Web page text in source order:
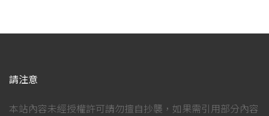
請注意
本站內容未經授權許可請勿擅自抄襲，如果需引用部分內容